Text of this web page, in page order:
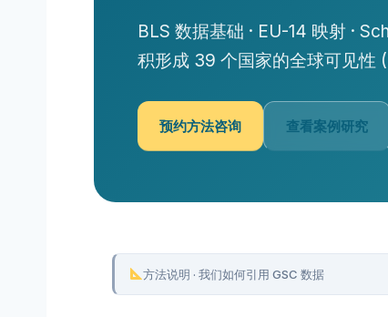
BLS 数据基础 · EU-14 映射 ·
积形成 39 个国家的全球可见性
预约方法咨询 查看案例研究
方法说明 · 我们如何引用 GSC 数据